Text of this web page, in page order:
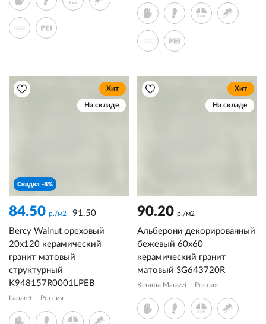
Хит
На складе
Скидка -8%
84.50 р./м2
91.50
Bercy Walnut ореховый
20x120 керамический
гранит матовый
структурный
K948157R0001LPEB
Laparet Россия
Хит
На складе
90.20 р./м2
Альберони декорированный
бежевый 60x60
керамический гранит
матовый SG643720R
Kerama Marazzi Россия